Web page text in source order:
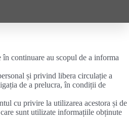
continuare au scopul de a informa
și privind libera circulație a
de a prelucra, în condiții de
cu privire la utilizarea acestora și de
sunt utilizate informațiile obținute